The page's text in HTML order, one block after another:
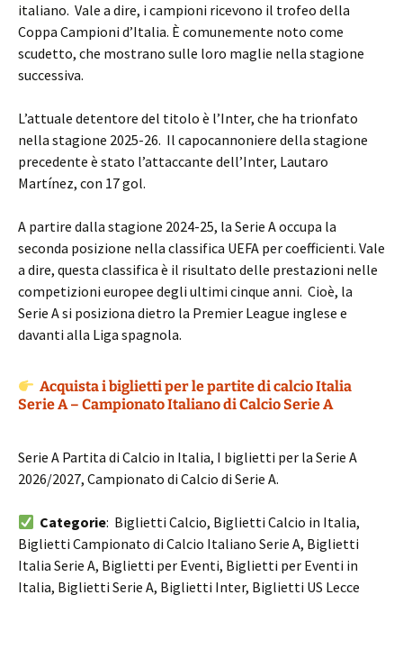
italiano. Vale a dire, i campioni ricevono il trofeo della
Coppa Campioni d’Italia. È comunemente noto come
scudetto, che mostrano sulle loro maglie nella stagione
successiva.
L’attuale detentore del titolo è l’Inter, che ha trionfato
nella stagione 2025-26. Il capocannoniere della stagione
precedente è stato l’attaccante dell’Inter, Lautaro
Martínez, con 17 gol.
A partire dalla stagione 2024-25, la Serie A occupa la
seconda posizione nella classifica UEFA per coefficienti. Vale
a dire, questa classifica è il risultato delle prestazioni nelle
competizioni europee degli ultimi cinque anni. Cioè, la
Serie A si posiziona dietro la Premier League inglese e
davanti alla Liga spagnola.
Acquista i biglietti per le partite di calcio Italia
Serie A – Campionato Italiano di Calcio Serie A
Serie A Partita di Calcio in Italia, I biglietti per la Serie A
2026/2027, Campionato di Calcio di Serie A.
Categorie: Biglietti Calcio, Biglietti Calcio in Italia,
Biglietti Campionato di Calcio Italiano Serie A, Biglietti
Italia Serie A, Biglietti per Eventi, Biglietti per Eventi in
Italia, Biglietti Serie A, Biglietti Inter, Biglietti US Lecce